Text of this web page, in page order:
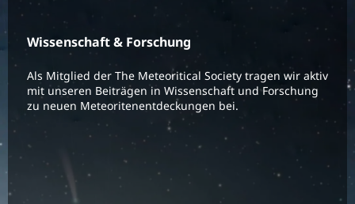
Wissenschaft & Forschung
Als Mitglied der The Meteoritical Society tragen wir aktiv
mit unseren Beiträgen in Wissenschaft und Forschung
zu neuen Meteoritenentdeckungen bei.